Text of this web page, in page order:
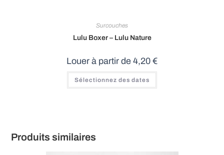
Surcouches
Lulu Boxer – Lulu Nature
Louer à partir de 4,20 €
Sélectionnez des dates
a
Produits similaires